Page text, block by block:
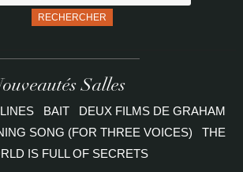
RECHERCHER
Salles
BAIT
DEUX FILMS DE GRAHAM
SONG (FOR THREE VOICES)
THE
IS FULL OF SECRETS